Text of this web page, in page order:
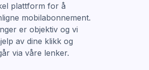
plattform for å
mobilabonnement.
er objektiv og vi
av dine klikk og
via våre lenker.